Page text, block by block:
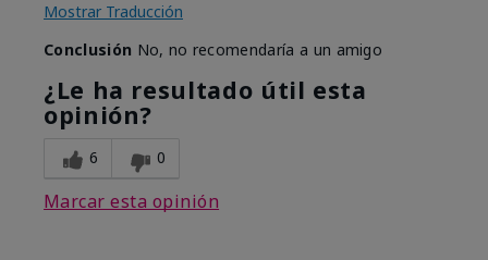
Mostrar Traducción
Conclusión No, no recomendaría a un amigo
¿Le ha resultado útil esta
opinión?
6 0
Marcar esta opinión